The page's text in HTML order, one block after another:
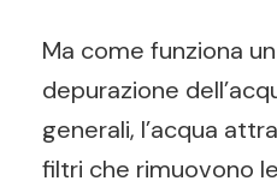
Ma come funziona
depurazione
generali, l’acqua
filtri che rimuovono